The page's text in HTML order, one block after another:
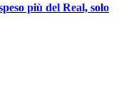
più del Real, solo